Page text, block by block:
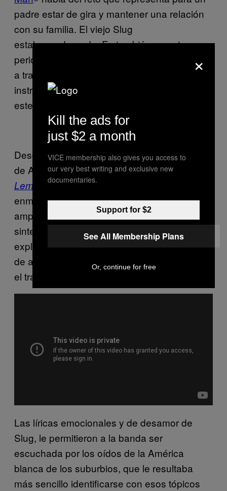
padre estar de gira y mantener una relación
con su familia. El viejo Slug
estaba madurando. Es también en este
periodo de tiempo que el dueto se empezaría
a transformar en una banda con
instrumentación en vivo y presentarse en
este formato de manera recurrente.
Desde mi punto de vista el último gran disco
de Atmosphere seríaWhen Life Gives You
Lemons You Paint That Shit Gold
enmarcado en producción que recae
ampliamente en un sonido de
sintetizadores, una estética que Ant no había
explorado en trabajos anteriores. La canción
de abajo es su colaboración con Tom Waits,
el track 14 de esta placa.
Las líricas emocionales y de desamor de
Slug, le permitieron a la banda ser
escuchada por los oídos de la América
blanca de los suburbios, que le resultaba
más sencillo identificarse con esos tópicos
×
Kill the ads for
just $2 a month
VICE membership also gives you access to
our very best writing and exclusive new
documentaries.
Support for $2
See All Membership Plans
Or, continue for free